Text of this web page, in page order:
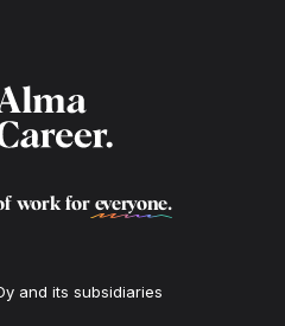
work for everyone.
and its subsidiaries